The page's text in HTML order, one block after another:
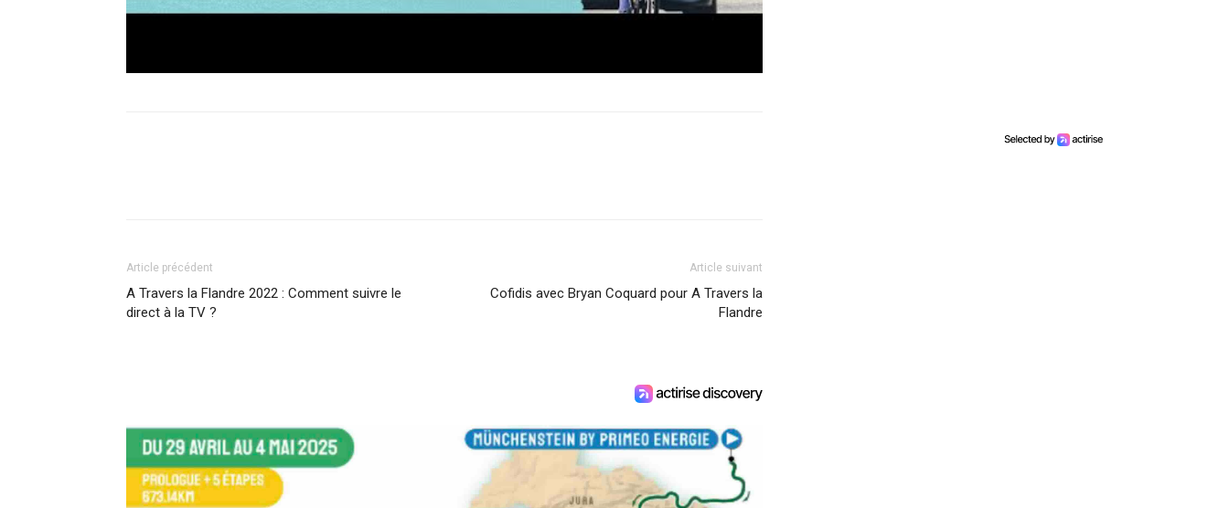
Article précédent
A Travers la Flandre 2022 : Comment suivre le
direct à la TV ?
Article suivant
Cofidis avec Bryan Coquard pour A Travers la
Flandre